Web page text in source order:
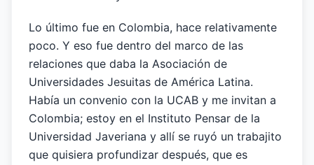
Lo último fue en Colombia, hace relativamente
poco. Y eso fue dentro del marco de las
relaciones que daba la Asociación de
Universidades Jesuitas de América Latina.
Había un convenio con la UCAB y me invitan a
Colombia; estoy en el Instituto Pensar de la
Universidad Javeriana y allí se ruyó un trabajito
que quisiera profundizar después, que es